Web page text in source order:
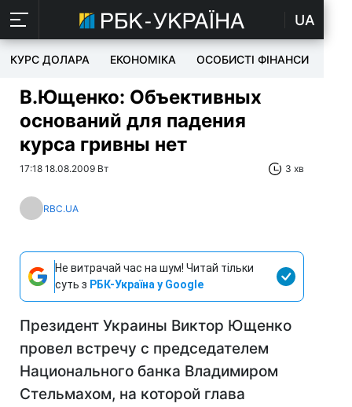
UA
КУРС ДОЛАРА ЕКОНОМІКА ОСОБИСТІ ФІНАНСИ
В.Ющенко: Объективных
оснований для падения
курса гривны нет
17:18 18.08.2009 Вт 3 хв
RBC.UA
Не витрачай час на шум! Читай тільки
суть з РБК-Україна у Google
Президент Украины Виктор Ющенко
провел встречу с председателем
Национального банка Владимиром
Стельмахом, на которой глава